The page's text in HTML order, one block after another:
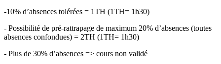
-10% d’absences tolérées = 1TH (1TH= 1h30)
- Possibilité de pré-rattrapage de maximum 20% d’absences (toutes
absences confondues) = 2TH (1TH= 1h30)
- Plus de 30% d’absences => cours non validé